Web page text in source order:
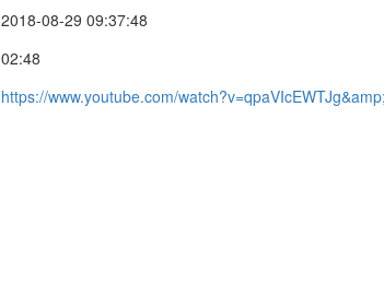
2018-08-29 09:37:48
02:48
https://www.youtube.com/